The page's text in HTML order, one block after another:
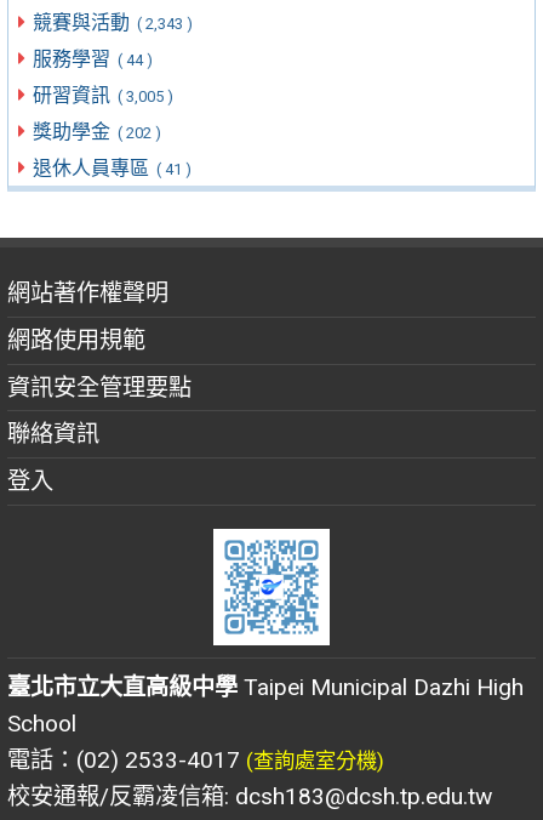
競賽與活動 ( 2,343 )
服務學習 ( 44 )
研習資訊 ( 3,005 )
獎助學金 ( 202 )
退休人員專區 ( 41 )
網站著作權聲明
網路使用規範
資訊安全管理要點
聯絡資訊
登入
臺北市立大直高級中學 Taipei Municipal Dazhi High
School
電話：(02) 2533-4017 (查詢處室分機)
校安通報/反霸凌信箱: dcsh183@dcsh.tp.edu.tw